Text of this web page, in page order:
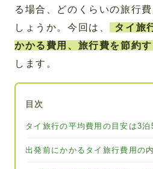
る場合、どのくらいの旅行
しょうか。今回は、
タイ旅
かかる費用、旅行費を節約
します。
目次
タイ旅行の平均費用の目安は3泊
出発前にかかるタイ旅行費用の